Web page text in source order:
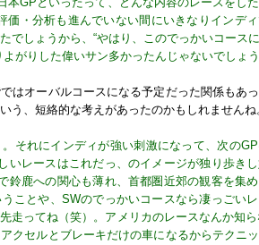
価・分析も進んでいない間にいきなりインデ
でしょうから、“やはり、このでっかいコース
がりした偉いサン多かったんじゃないでしょう
オーバルコースになる予定だった関係もあ
う、短絡的な考えがあったのかもしれませんね
。それにインディが強い刺激になって、次の
いレースはこれだっ、のイメージが独り歩き
鈴鹿への関心も薄れ、首都圏近郊の観客を集
ことや、SWのでっかいコースなら凄っごい
走ってね（笑）。アメリカのレースなんか知ら
クセルとブレーキだけの車になるからテクニ